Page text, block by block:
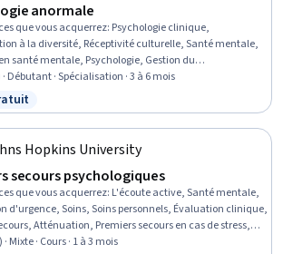
anormale
que vous acquerrez: Psychologie clinique,
à la diversité, Réceptivité culturelle, Santé mentale,
santé mentale, Psychologie, Gestion du
Promotion de la santé, Psychiatrie, Évaluations
Santé mentale et comportementale, Santé
Évaluations psychologiques, Fixation des
et troubles de la santé mentale, L'entretien
Thérapie cognitivo-comportementale,
Gestion du comportement, Expérimentation
Débutant · Spécialisation · 3 à 6 mois
Essai gratuit
Hopkins University
secours psychologiques
que vous acquerrez: L'écoute active, Santé mentale,
d'urgence, Soins, Soins personnels, Évaluation clinique,
Atténuation, Premiers secours en cas de stress,
Techniques de désescalade, Évaluations
Mixte · Cours · 1 à 3 mois